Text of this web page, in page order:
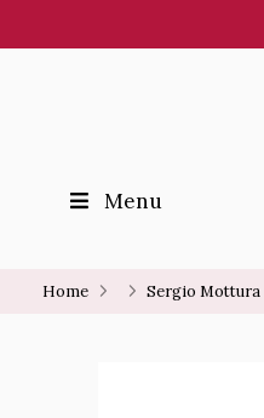
Menu
Home Sergio Mottura